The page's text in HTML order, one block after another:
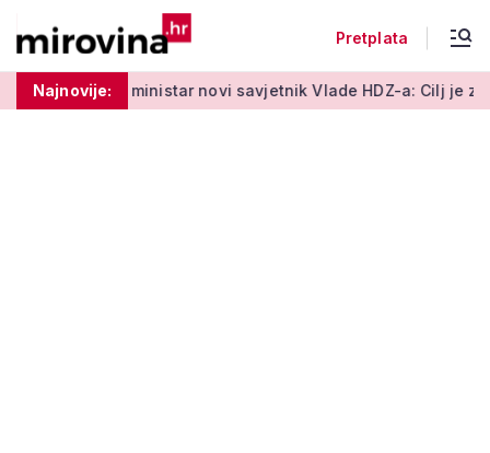
Pretplata
Najnovije:novi savjetnik Vlade HDZ-a: Cilj je zaštita standarda